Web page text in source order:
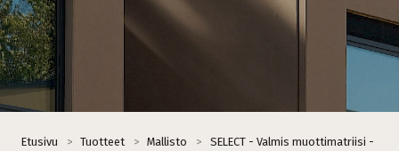
Etusivu > Tuotteet > Mallisto >
SELECT - Valmis muottimatriisi -